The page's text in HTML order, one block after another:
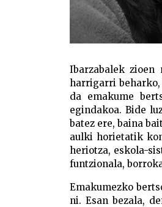
Ibarzabalek zioen
harrigarri beharko,
da emakume
egindakoa. Bide
batez ere, baina
aulki horietatik
heriotza, eskola-
funtzionala,
Emakumezko
ni. Esan bezala,